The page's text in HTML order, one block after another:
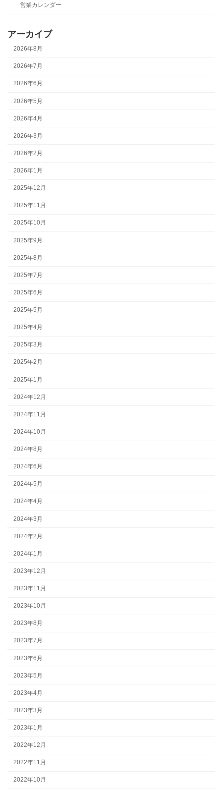
営業カレンダー
アーカイブ
2026年8月
2026年7月
2026年6月
2026年5月
2026年4月
2026年3月
2026年2月
2026年1月
2025年12月
2025年11月
2025年10月
2025年9月
2025年8月
2025年7月
2025年6月
2025年5月
2025年4月
2025年3月
2025年2月
2025年1月
2024年12月
2024年11月
2024年10月
2024年8月
2024年6月
2024年5月
2024年4月
2024年3月
2024年2月
2024年1月
2023年12月
2023年11月
2023年10月
2023年8月
2023年7月
2023年6月
2023年5月
2023年4月
2023年3月
2023年1月
2022年12月
2022年11月
2022年10月